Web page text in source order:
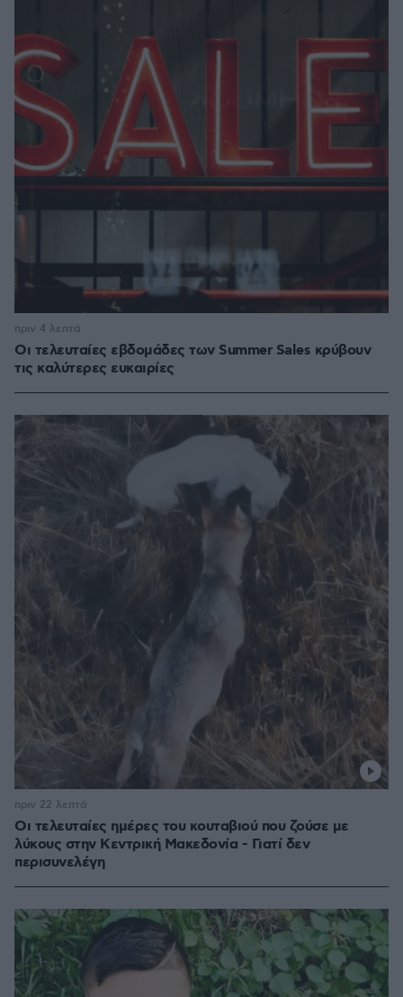
Οι τελευταίες εβδομάδες των Summer Sales κρύβουν
τις καλύτερες ευκαιρίες
πριν 4 λεπτά
Οι τελευταίες ημέρες του κουταβιού που ζούσε με
λύκους στην Κεντρική Μακεδονία - Γιατί δεν
περισυνελέγη
πριν 22 λεπτά